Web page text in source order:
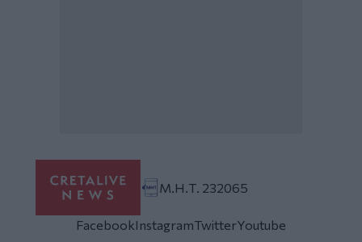
Μ.Η.Τ. 232065
FacebookInstagramTwitterYoutube